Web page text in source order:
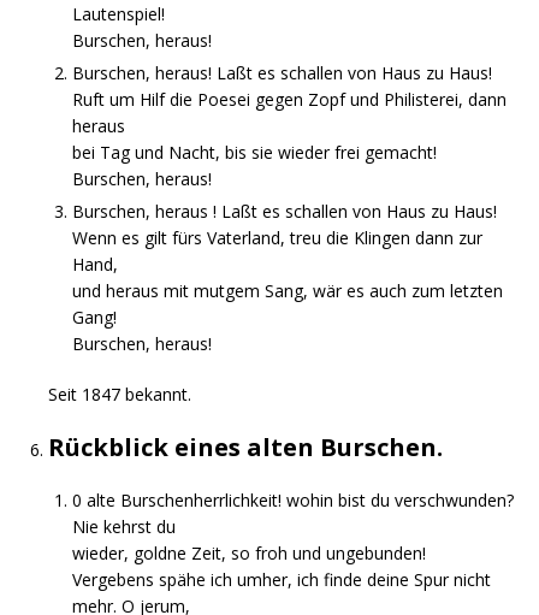
Lautenspiel!
Burschen, heraus!
Burschen, heraus! Laßt es schallen von Haus zu Haus!
Ruft um Hilf die Poesei gegen Zopf und Philisterei, dann
heraus
bei Tag und Nacht, bis sie wieder frei gemacht!
Burschen, heraus!
Burschen, heraus ! Laßt es schallen von Haus zu Haus!
Wenn es gilt fürs Vaterland, treu die Klingen dann zur
Hand,
und heraus mit mutgem Sang, wär es auch zum letzten
Gang!
Burschen, heraus!
Seit 1847 bekannt.
Rückblick eines alten Burschen.
0 alte Burschenherrlichkeit! wohin bist du verschwunden?
Nie kehrst du
wieder, goldne Zeit, so froh und ungebunden!
Vergebens spähe ich umher, ich finde deine Spur nicht
mehr. O jerum,